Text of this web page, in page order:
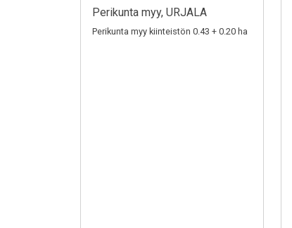
Perikunta myy, URJALA
Perikunta myy kiinteistön 0.43 + 0.20 ha